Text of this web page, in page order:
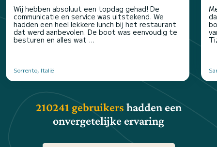
Wij hebben absoluut een topdag gehad! De
communicatie en service was uitstekend. We
hadden een heel lekkere lunch bij het restaurant
dat werd aanbevolen. De boot was eenvoudig te
besturen en alles wat ...
Sorrento, Italië
210241 gebruikers hadden een
onvergetelijke ervaring